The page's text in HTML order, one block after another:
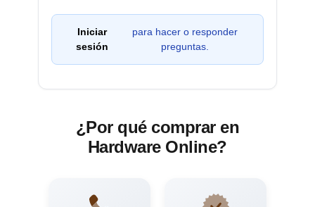
Iniciar
sesión
para hacer o responder
preguntas.
¿Por qué comprar en
Hardware Online?